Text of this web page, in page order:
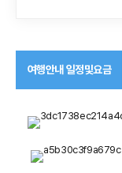
여행안내 일정및요금